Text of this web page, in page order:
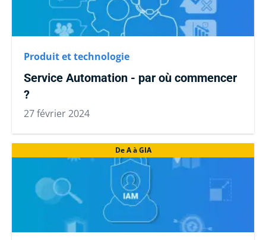
Produit et technologie
Service Automation - par où commencer
?
27 février 2024
De A à GIA